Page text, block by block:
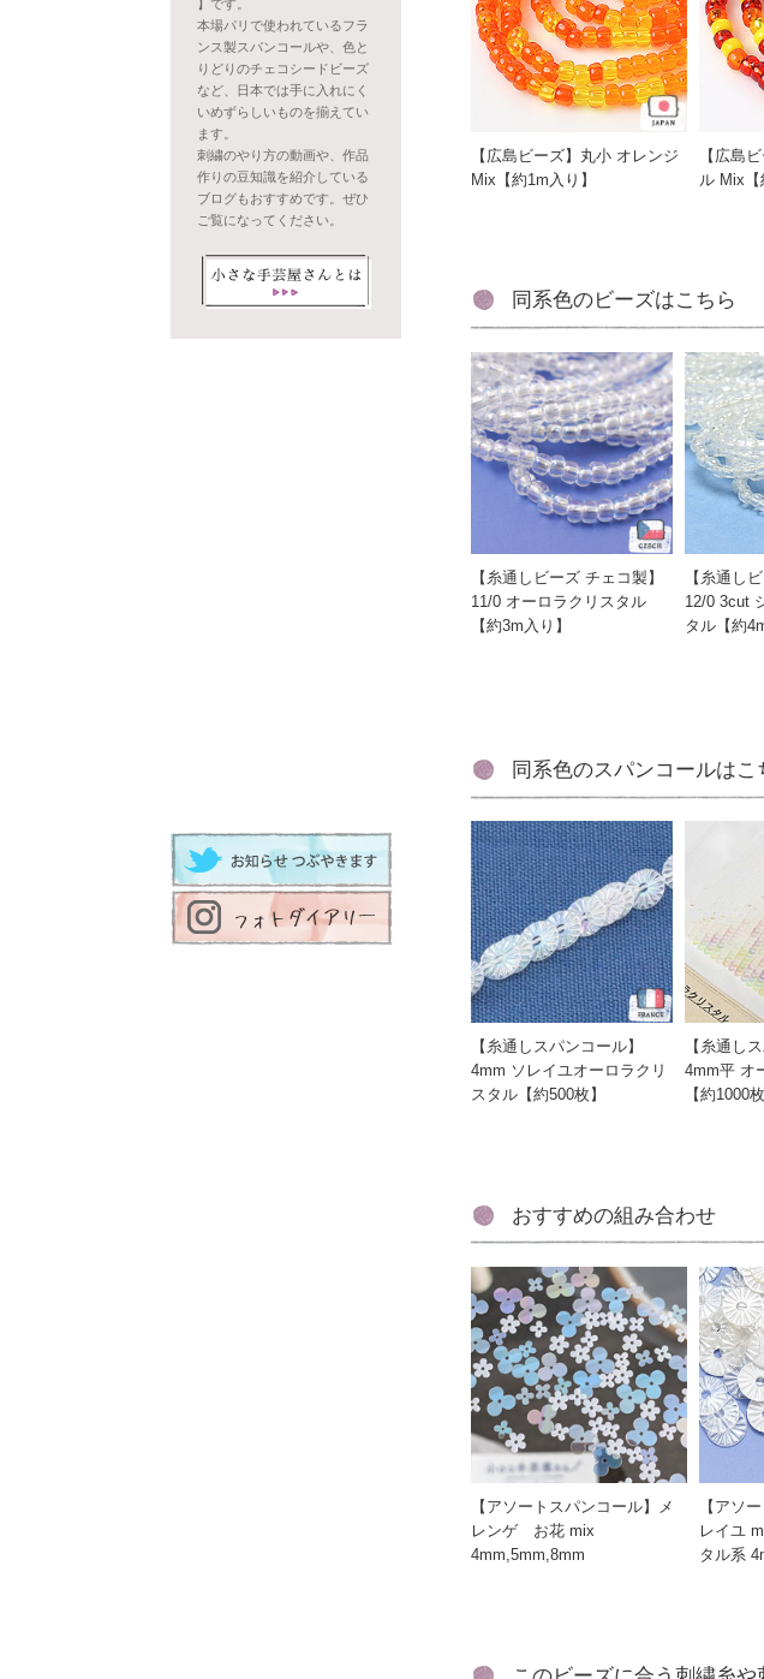
【広島ビーズ】丸小 オレンジ
Mix【約1m入り】
【広島
ル Mix【
同系色のビーズはこちら
【糸通しビーズ チェコ製】
11/0 オーロラクリスタル
【約3m入り】
【糸通し
12/0 3cut
タル【約
同系色のスパンコールはこ
【糸通しスパンコール】
4mm ソレイユオーロラクリ
スタル【約500枚】
【糸通し
4mm平 オ
【約1000枚
おすすめの組み合わせ
【アソートスパンコール】メ
レンゲ お花 mix
4mm,5mm,8mm
【アソ
レイユ
タル系
】です。
本場パリで使われているフラ
ンス製スパンコールや、色と
りどりのチェコシードビーズ
など、日本では手に入れにく
いめずらしいものを揃えてい
ます。
刺繍のやり方の動画や、作品
作りの豆知識を紹介している
ブログもおすすめです。ぜひ
ご覧になってください。